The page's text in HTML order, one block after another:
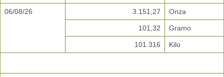
06/08/26 3.151,27 Onza
101,32 Gramo
101.316 Kilo